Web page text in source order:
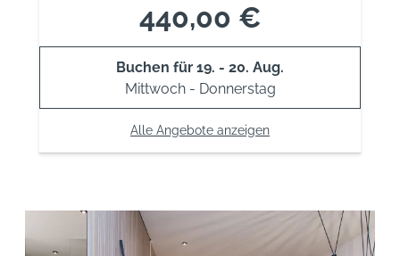
440,00 €
Buchen für 19. - 20. Aug.
Mittwoch - Donnerstag
Alle Angebote anzeigen